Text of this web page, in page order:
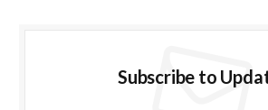
Subscribe to